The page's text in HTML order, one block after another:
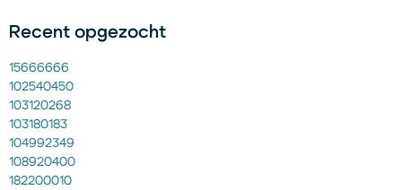
Recent opgezocht
15666666
102540450
103120268
103180183
104992349
108920400
182200010